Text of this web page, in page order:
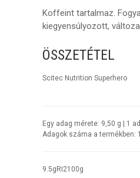
Koffeint tartalmaz.
kiegyensúlyozott,
ÖSSZETÉTEL
Scitec Nutrition Superhero
Egy adag mérete: 9,50 g | 1
Adagok száma a termékben:
9.5gRI2100g